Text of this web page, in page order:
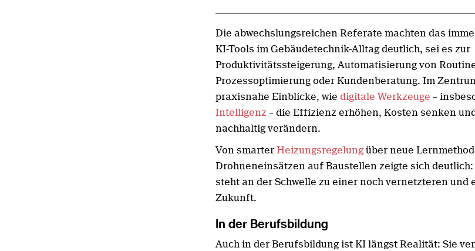
Die abwechslungsreichen Referate machten das
KI-Tools im Gebäudetechnik-Alltag deutlich, sei es zur
Produktivitätssteigerung, Automatisierung von
Prozessoptimierung oder Kundenberatung. Im
praxisnahe Einblicke, wie digitale Werkzeuge –
Intelligenz – die Effizienz erhöhen, Kosten senken
nachhaltig verändern.
Von smarter Heizungsregelungüber neue
Drohneneinsätzen auf Baustellen zeigte sich
steht an der Schwelle zu einer noch vernetzteren
Zukunft.
In der Berufsbildung
Auch in der Berufsbildung ist KI längst Realität: Sie